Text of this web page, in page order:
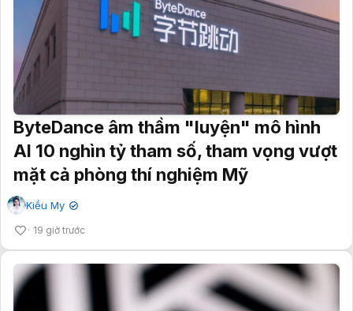
ByteDance âm thầm "luyện" mô hình
AI 10 nghìn tỷ tham số, tham vọng vượt
mặt cả phòng thí nghiệm Mỹ
Kiều My ✔
19 giờ trước